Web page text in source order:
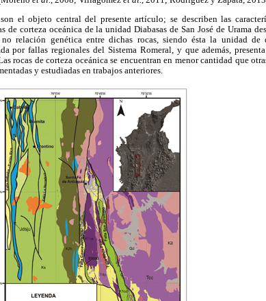
el objeto central del presente artículo; se describen las
de corteza oceánica de la unidad Diabasas de San José de Urama
relación genética entre dichas rocas, siendo ésta la unidad de
por fallas regionales del Sistema Romeral, y que además,
rocas de corteza oceánica se encuentran en menor cantidad que
y estudiadas en trabajos anteriores.